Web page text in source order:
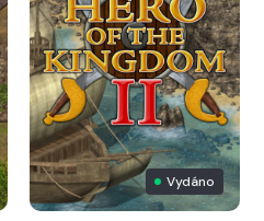
Vydáno